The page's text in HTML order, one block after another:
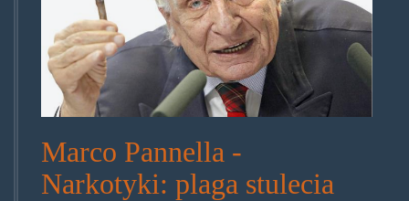
Marco Pannella -
Narkotyki: plaga stulecia